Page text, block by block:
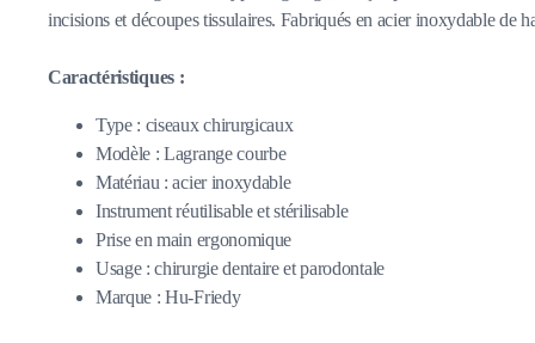
incisions et découpes tissulaires. Fabriqués en acier inoxydable de
Caractéristiques :
Type : ciseaux chirurgicaux
Modèle : Lagrange courbe
Matériau : acier inoxydable
Instrument réutilisable et stérilisable
Prise en main ergonomique
Usage : chirurgie dentaire et parodontale
Marque : Hu-Friedy